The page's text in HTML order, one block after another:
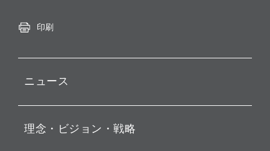
印刷
ニュース
お知らせ
理念・ビジョン・戦略